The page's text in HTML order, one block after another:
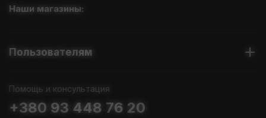
Наши магазины:
Пользователям
Помощь и консультация
+380 93 448 76 20